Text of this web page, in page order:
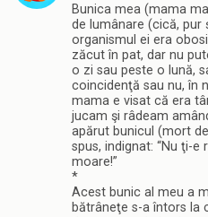
Bunica mea (mama
de lumânare (cică, pur
organismul ei era
zăcut în pat, dar nu
o zi sau peste o lună,
coincidenţă sau nu, în
mama e visat că era
jucam şi râdeam
apărut bunicul (mort
spus, indignat: “Nu ţi-
moare!”
*
Acest bunic al meu a
bătrâneţe s-a întors la